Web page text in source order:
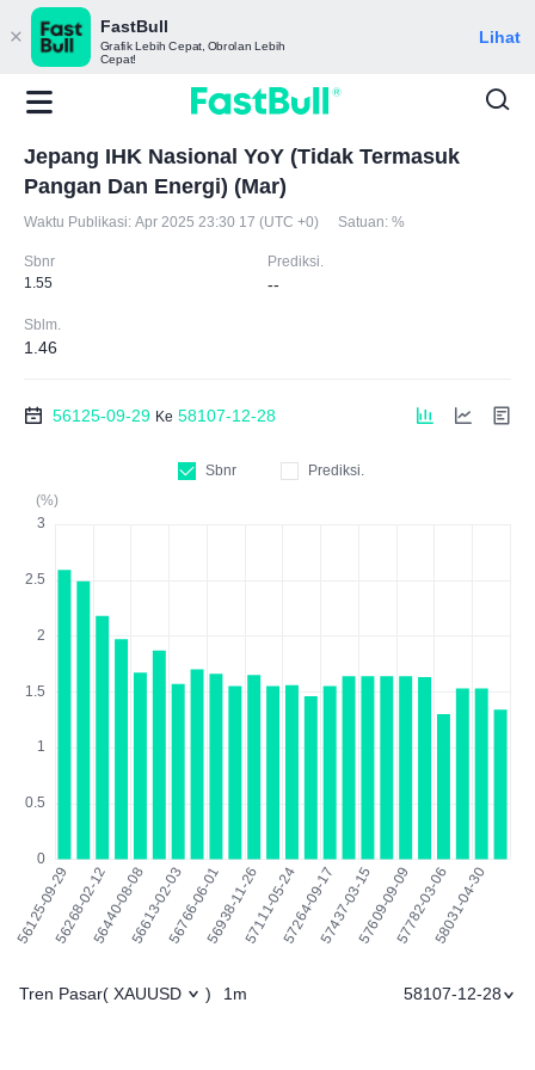
FastBull
Grafik Lebih Cepat, Obrolan Lebih
Cepat!
Lihat
Jepang IHK Nasional YoY (Tidak Termasuk
Pangan Dan Energi) (Mar)
Waktu Publikasi: Apr 2025 23:30 17 (UTC +0) Satuan: %
Sbnr
1.55
Prediksi.
--
Sblm.
1.46
56125-09-29 Ke 58107-12-28
Sbnr
Prediksi.
(%)
Tren Pasar( XAUUSD ) 1m 58107-12-28